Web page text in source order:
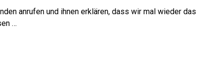
anrufen und ihnen erklären, dass wir mal wieder das
…